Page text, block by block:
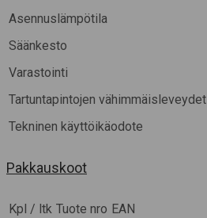
Asennuslämpötila
Säänkesto
Varastointi
Tartuntapintojen vähimmäisleveydet
Tekninen käyttöikäodote
Pakkauskoot
Kpl / ltk Tuote nro EAN